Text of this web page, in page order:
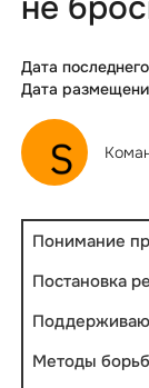
Дата
Дата
Понимание
Постановка
Методы